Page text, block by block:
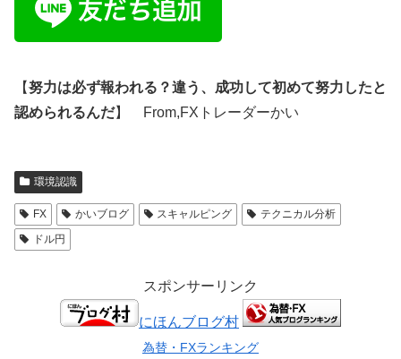
【努力は必ず報われる？違う、成功して初めて努力したと
認められるんだ】 From,FXトレーダーかい
環境認識
FX かいブログ スキャルピング
テクニカル分析
ドル円
スポンサーリンク
にほんブログ村
為替・FXランキング